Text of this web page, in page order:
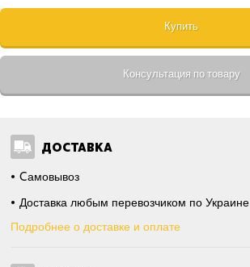
Купить
Консультация по товару
ДОСТАВКА
Cамовывоз
Доставка любым перевозчиком по Украине
Подробнее о доставке и оплате